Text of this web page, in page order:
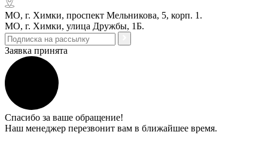
МО, г. Химки, проспект Мельникова, 5, корп. 1.
МО, г. Химки, улица Дружбы, 1Б.
Заявка принята
Спасибо за ваше обращение!
Наш менеджер перезвонит вам в ближайшее время.